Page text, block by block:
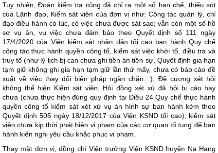
Tuy nhiên, Đoàn kiểm tra cũng đã chỉ ra một số hạn chế, thiếu sót
của Lãnh đạo, Kiểm sát viên của đơn vị như: Công tác quản lý, chỉ
đạo điều hành có lúc, có việc chưa được sát sao; vẫn còn một số hồ
sơ vụ án, vụ việc chưa đảm bảo theo Quyết định số 111 ngày
17/4/2020 của Viện kiểm sát nhân dân tối cao ban hành Quy chế
công tác thực hành quyền công tố, kiểm sát việc khởi tố, điều tra và
truy tố (như lý lịch bị can chưa ghi tiền án tiền sự, Quyết định gia hạn
tạm giữ không ghi gia hạn tạm giữ lần thứ mấy, chưa có báo cáo đề
xuất về việc thay đổi biện pháp ngăn chặn…); Đề cương xét hỏi
không thể hiện Kiểm sát viên, Hội đồng xét xử đã hỏi bị cáo hay
chưa (chưa thực hiện đúng quy định tại Điều 24 Quy chế thực hành
quyền công tố kiểm sát xét xử vụ án hình sự ban hành kèm theo
Quyết định 505 ngày 18/12/2017 của Viện KSND tối cao); kiểm sát
viên chưa kịp thời phát hiện vi phạm của các cơ quan tố tụng để ban
hành kiến nghị yêu cầu khắc phục vi phạm.
Thay mặt đơn vị, đồng chí Viện trưởng Viện KSND huyện Na Hang